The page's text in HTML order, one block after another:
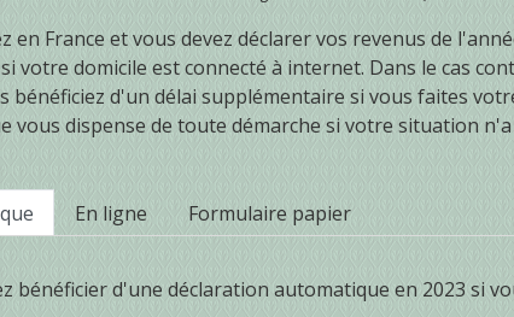
en France et vous devez déclarer vos revenus de
votre domicile est connecté à internet. Dans le cas
bénéficiez d'un délai supplémentaire si vous faites
vous dispense de toute démarche si votre situation n'a
En ligne Formulaire papier
bénéficier d'une déclaration automatique en 2023 si